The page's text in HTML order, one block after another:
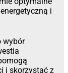
i
wybór
i skorzystać z